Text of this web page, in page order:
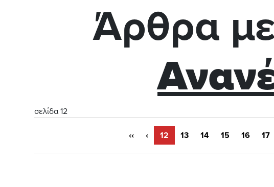
Άρθρα με
σελίδα 12
‹‹ ‹ 12 13 14 15 16 17